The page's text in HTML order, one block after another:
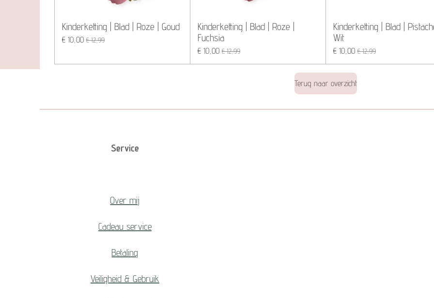
Kinderketting | Blad | Roze | Goud
€ 10,00 € 12,99
Kinderketting | Blad | Roze |
Fuchsia
€ 10,00 € 12,99
Kinderketting | Blad |
Wit
€ 10,00 € 12,99
Terug naar overzicht
Service
Over mij
Cadeau service
Betaling
Veiligheid & Gebruik